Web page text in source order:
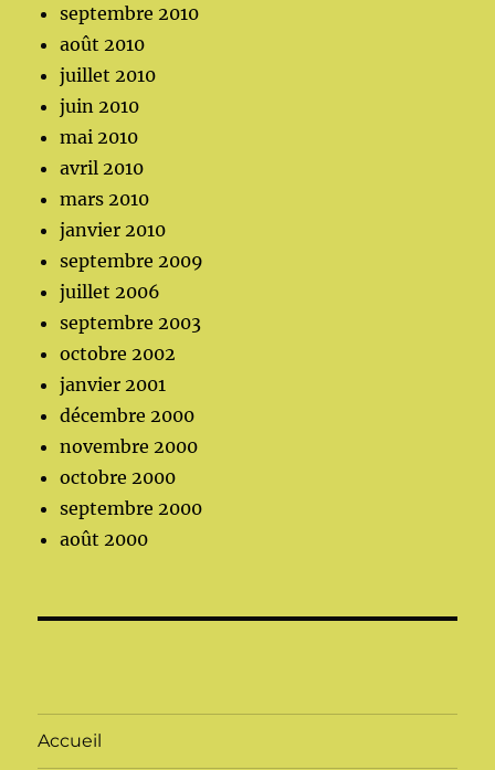
septembre 2010
août 2010
juillet 2010
juin 2010
mai 2010
avril 2010
mars 2010
janvier 2010
septembre 2009
juillet 2006
septembre 2003
octobre 2002
janvier 2001
décembre 2000
novembre 2000
octobre 2000
septembre 2000
août 2000
Accueil